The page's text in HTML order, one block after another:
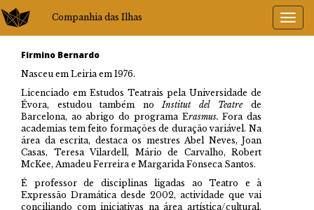
Companhia das Ilhas
Firmino Bernardo
Nasceu em Leiria em 1976.
Licenciado em Estudos Teatrais pela Universidade de
Évora, estudou também noInstitut del Teatrede
Barcelona, ao abrigo do programa Erasmus.Fora das
academias tem feito formações de duração variável. Na
área da escrita, destaca os mestres Abel Neves, Joan
Casas, Teresa Vilardell, Mário de Carvalho, Robert
McKee, Amadeu Ferreira e Margarida Fonseca Santos.
É professor de disciplinas ligadas ao Teatro e à
Expressão Dramática desde 2002, actividade que vai
conciliando com iniciativas na área artística/cultural.